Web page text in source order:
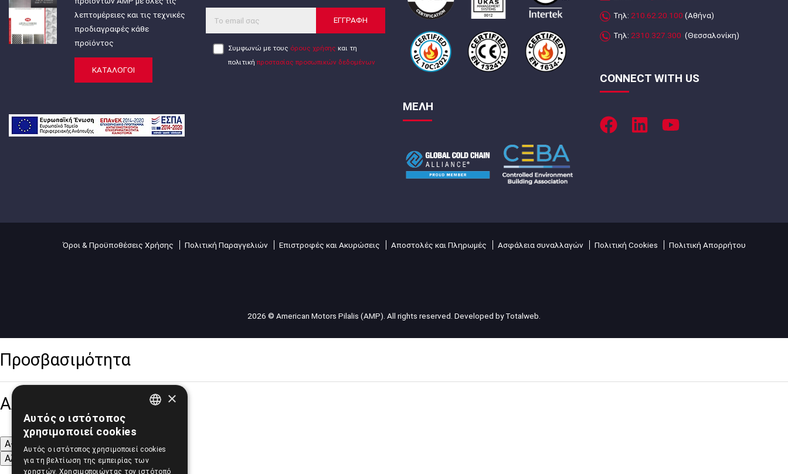
λεπτομέρειες και τις τεχνικές
προδιαγραφές κάθε
προϊόντος
ΚΑΤΑΛΟΓΟΙ
ΕΓΓΡΑΦΗ
Συμφωνώ με τους όρους χρήσης και τη
πολιτική προστασίας προσωπικών δεδομένων
ΜΕΛΗ
Τηλ: 210.62.20.100 (Αθήνα)
Τηλ: 2310.327.300 (Θεσσαλονίκη)
CONNECT WITH US
Όροι & Προϋποθέσεις Χρήσης Πολιτική Παραγγελιών Επιστροφές και Ακυρώσεις Αποστολές και Πληρωμές Ασφάλεια συναλλαγών Πολιτική Cookies Πολιτική Απορρήτου
2026 © American Motors Pilalis (AMP). All rights reserved. Developed byTotalweb
Προσβασιμότητα
Αλλαγή Μεγέθους
A-
Αλλαγή Γραμματοσειράς
×
Αυτός ο ιστότοπος
χρησιμοποιεί cookies
Αυτός ο ιστότοπος χρησιμοποιεί cookies
για τη βελτίωση της εμπειρίας των
χρηστών. Χρησιμοποιώντας τον ιστότοπό